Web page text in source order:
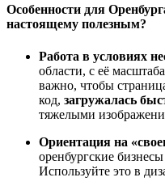
Особенности для
настоящему полезным?
Работа в условиях
области, с её
важно, чтобы
код, загружалась
тяжелыми
Ориентация на
оренбургские
Используйте это в